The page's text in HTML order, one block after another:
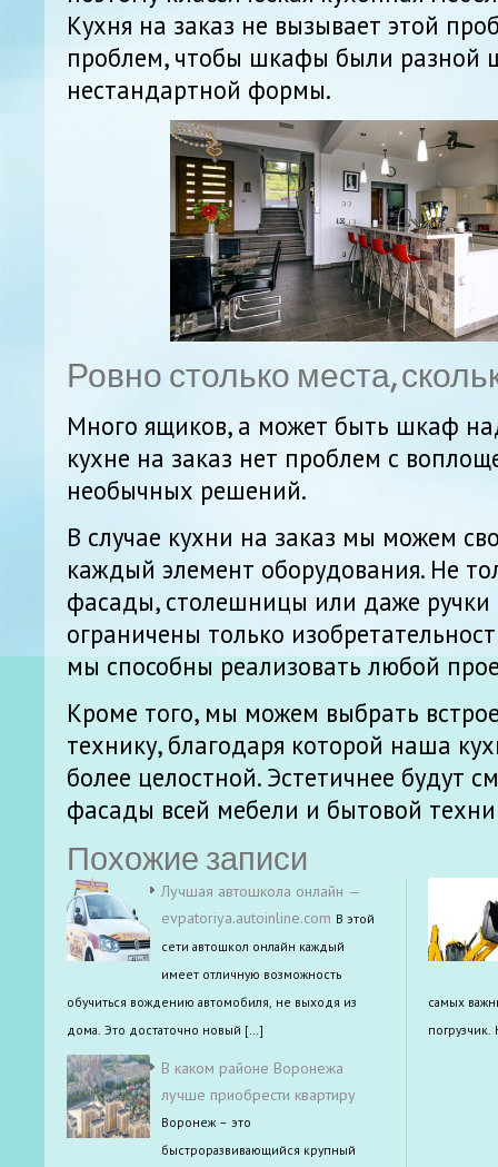
Кухня на заказ не вызывает этой
проблем, чтобы шкафы были разной
нестандартной формы.
Ровно столько места,
Много ящиков, а может быть шкаф
кухне на заказ нет проблем с
необычных решений.
В случае кухни на заказ мы можем
каждый элемент оборудования. Не
фасады, столешницы или даже
ограничены только
мы способны реализовать любой
Кроме того, мы можем выбрать
технику, благодаря которой наша
более целостной. Эстетичнее будут
фасады всей мебели и бытовой
Похожие записи
Лучшая автошкола онлайн —
evpatoriya.autoinline.com В этой
сети автошкол онлайн каждый
имеет отличную возможность
обучиться вождению автомобиля, не выходя из
дома. Это достаточно новый […]
В каком районе Воронежа
лучше приобрести квартиру
Воронеж – это
быстроразвивающийся крупный
самых